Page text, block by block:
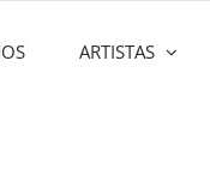
ARTISTAS